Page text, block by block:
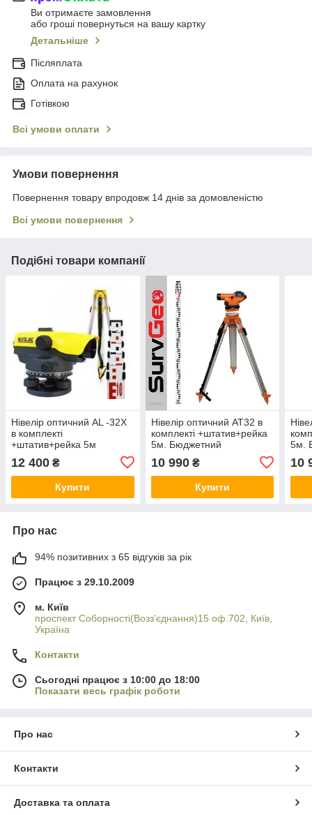
Ви отримаєте замовлення
або гроші повернуться на вашу картку
Детальніше
Післяплата
Оплата на рахунок
Готівкою
Всі умови оплати
Умови повернення
Повернення товару впродовж 14 днів за домовленістю
Всі умови повернення
Подібні товари компанії
Нівелір оптичний AL -32Х
в комплекті
+штатив+рейка 5м
12 400 ₴
Купити
Нівелір оптичний AT32 в
комплекті +штатив+рейка
5м. Бюджетний
10 990₴
Купити
5м.
10
Про нас
94% позитивних з 65 відгуків за рік
Працює з 29.10.2009
м. Київ
проспект Соборності(Возз'єднання)15 оф.702, Київ,
Україна
Контакти
Сьогодні працює з 10:00 до 18:00
Показати весь графік роботи
Про нас
Контакти
Доставка та оплата